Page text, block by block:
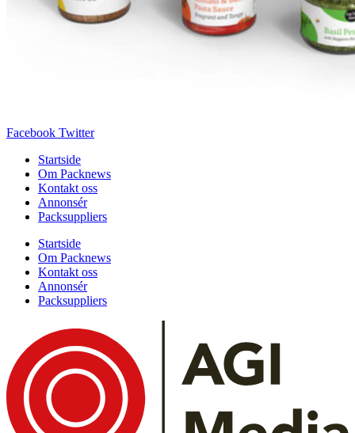
Facebook Twitter
Startside
Om Packnews
Kontakt oss
Annonsér
Packsuppliers
Startside
Om Packnews
Kontakt oss
Annonsér
Packsuppliers